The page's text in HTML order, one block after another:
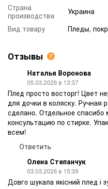
Страна
производства
Украина
Вид товару
Пледы,
Отзывы 7
Наталья Воронова
05.03.2026 в 13:37
Плед просто восторг! Цвет
для дочки в коляску. Ручная
сделано. Отдельное
консультацию по стирке.
всем!
Ответить
Олена Степанчук
03.03.2026 в 15:39
Довго шукала якісний плед і